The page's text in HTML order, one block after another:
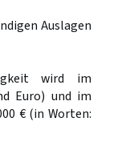
Auslagen
wird im
Euro) und im
€ (in Worten: